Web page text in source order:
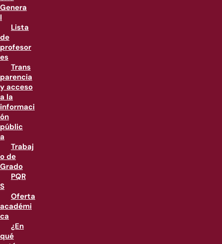
Genera
l
Lista
de
profesor
es
Trans
parencia
y acceso
a la
informaci
ón
públic
a
Trabaj
o de
Grado
PQR
S
Oferta
académi
ca
¿En
qué